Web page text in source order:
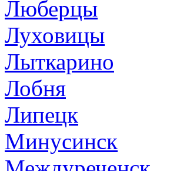
Люберцы
Луховицы
Лыткарино
Лобня
Липецк
Минусинск